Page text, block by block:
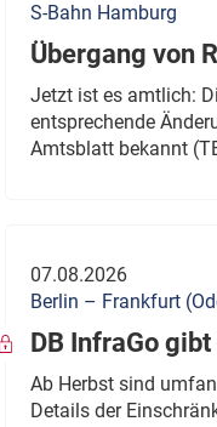
S-Bahn Hamburg
Übergang von
Jetzt ist es amtlich:
entsprechende
Amtsblatt bekannt
07.08.2026
Berlin – Frankfurt
DB InfraGo
Ab Herbst sind
Details der